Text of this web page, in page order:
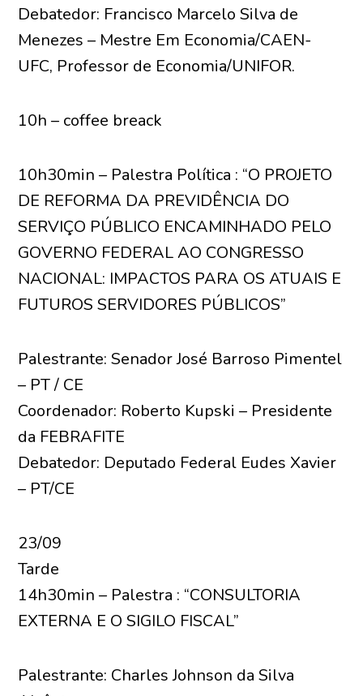
Debatedor: Francisco Marcelo Silva de
Menezes – Mestre Em Economia/CAEN-
UFC, Professor de Economia/UNIFOR.
10h – coffee breack
10h30min – Palestra Política : “O PROJETO
DE REFORMA DA PREVIDÊNCIA DO
SERVIÇO PÚBLICO ENCAMINHADO PELO
GOVERNO FEDERAL AO CONGRESSO
NACIONAL: IMPACTOS PARA OS ATUAIS E
FUTUROS SERVIDORES PÚBLICOS”
Palestrante: Senador José Barroso Pimentel
– PT / CE
Coordenador: Roberto Kupski – Presidente
da FEBRAFITE
Debatedor: Deputado Federal Eudes Xavier
– PT/CE
23/09
Tarde
14h30min – Palestra : “CONSULTORIA
EXTERNA E O SIGILO FISCAL”
Palestrante: Charles Johnson da Silva